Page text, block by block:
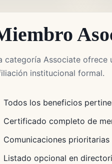
categoría Associate ofrece
institucional formal.
Todos los beneficios
Certificado completo de
Comunicaciones prioritarias
Listado opcional en